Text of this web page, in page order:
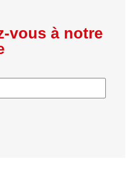
vous à notre